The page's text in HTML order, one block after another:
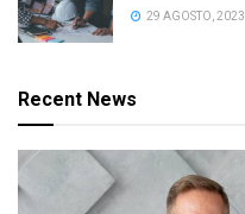
29 AGOSTO, 2023
Recent News